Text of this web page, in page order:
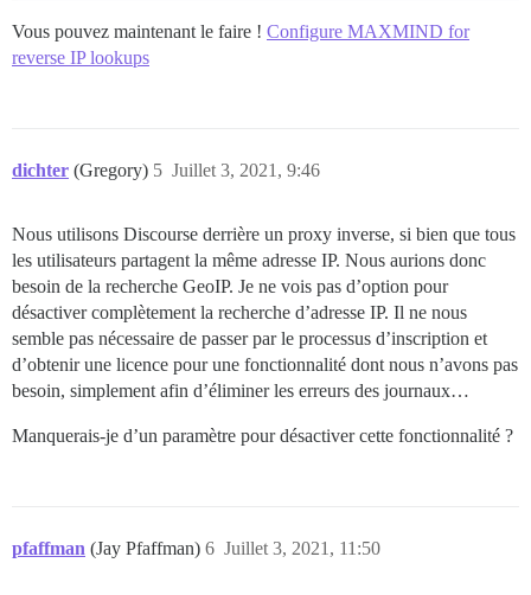
Vous pouvez maintenant le faire ! Configure MAXMIND for
reverse IP lookups
dichter (Gregory) Juillet 3, 2021, 9:46
5
Nous utilisons Discourse derrière un proxy inverse, si bien que tous
les utilisateurs partagent la même adresse IP. Nous aurions donc
besoin de la recherche GeoIP. Je ne vois pas d’option pour
désactiver complètement la recherche d’adresse IP. Il ne nous
semble pas nécessaire de passer par le processus d’inscription et
d’obtenir une licence pour une fonctionnalité dont nous n’avons pas
besoin, simplement afin d’éliminer les erreurs des journaux…
Manquerais-je d’un paramètre pour désactiver cette fonctionnalité ?
pfaffman (Jay Pfaffman) Juillet 3, 2021, 11:50
6